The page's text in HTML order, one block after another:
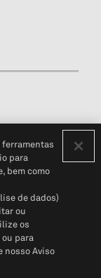
(em inglês)
Global
ferramentas
para
bem como
de dados)
ou
os
para
nosso Aviso